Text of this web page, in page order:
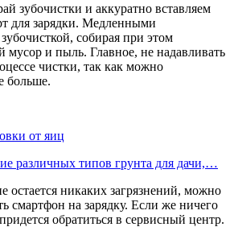
зубочистки и аккуратно вставляем
для зарядки. Медленными
собирая при этом
и пыль. Главное, не надавливать
чистки, так как можно
больше.
от яиц
различных типов грунта для дачи,…
остается никаких загрязнений, можно
смартфон на зарядку. Если же ничего
обратиться в сервисный центр.